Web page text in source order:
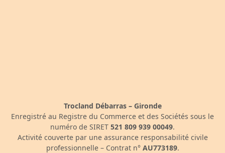
Trocland Débarras – Gironde
Enregistré au Registre du Commerce et des Sociétés sous le
numéro de SIRET 521 809 939 00049.
Activité couverte par une assurance responsabilité civile
professionnelle – Contrat n° AU773189.